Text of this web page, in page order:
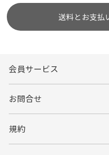
送料とお支払
会員サービス
お問合せ
規約